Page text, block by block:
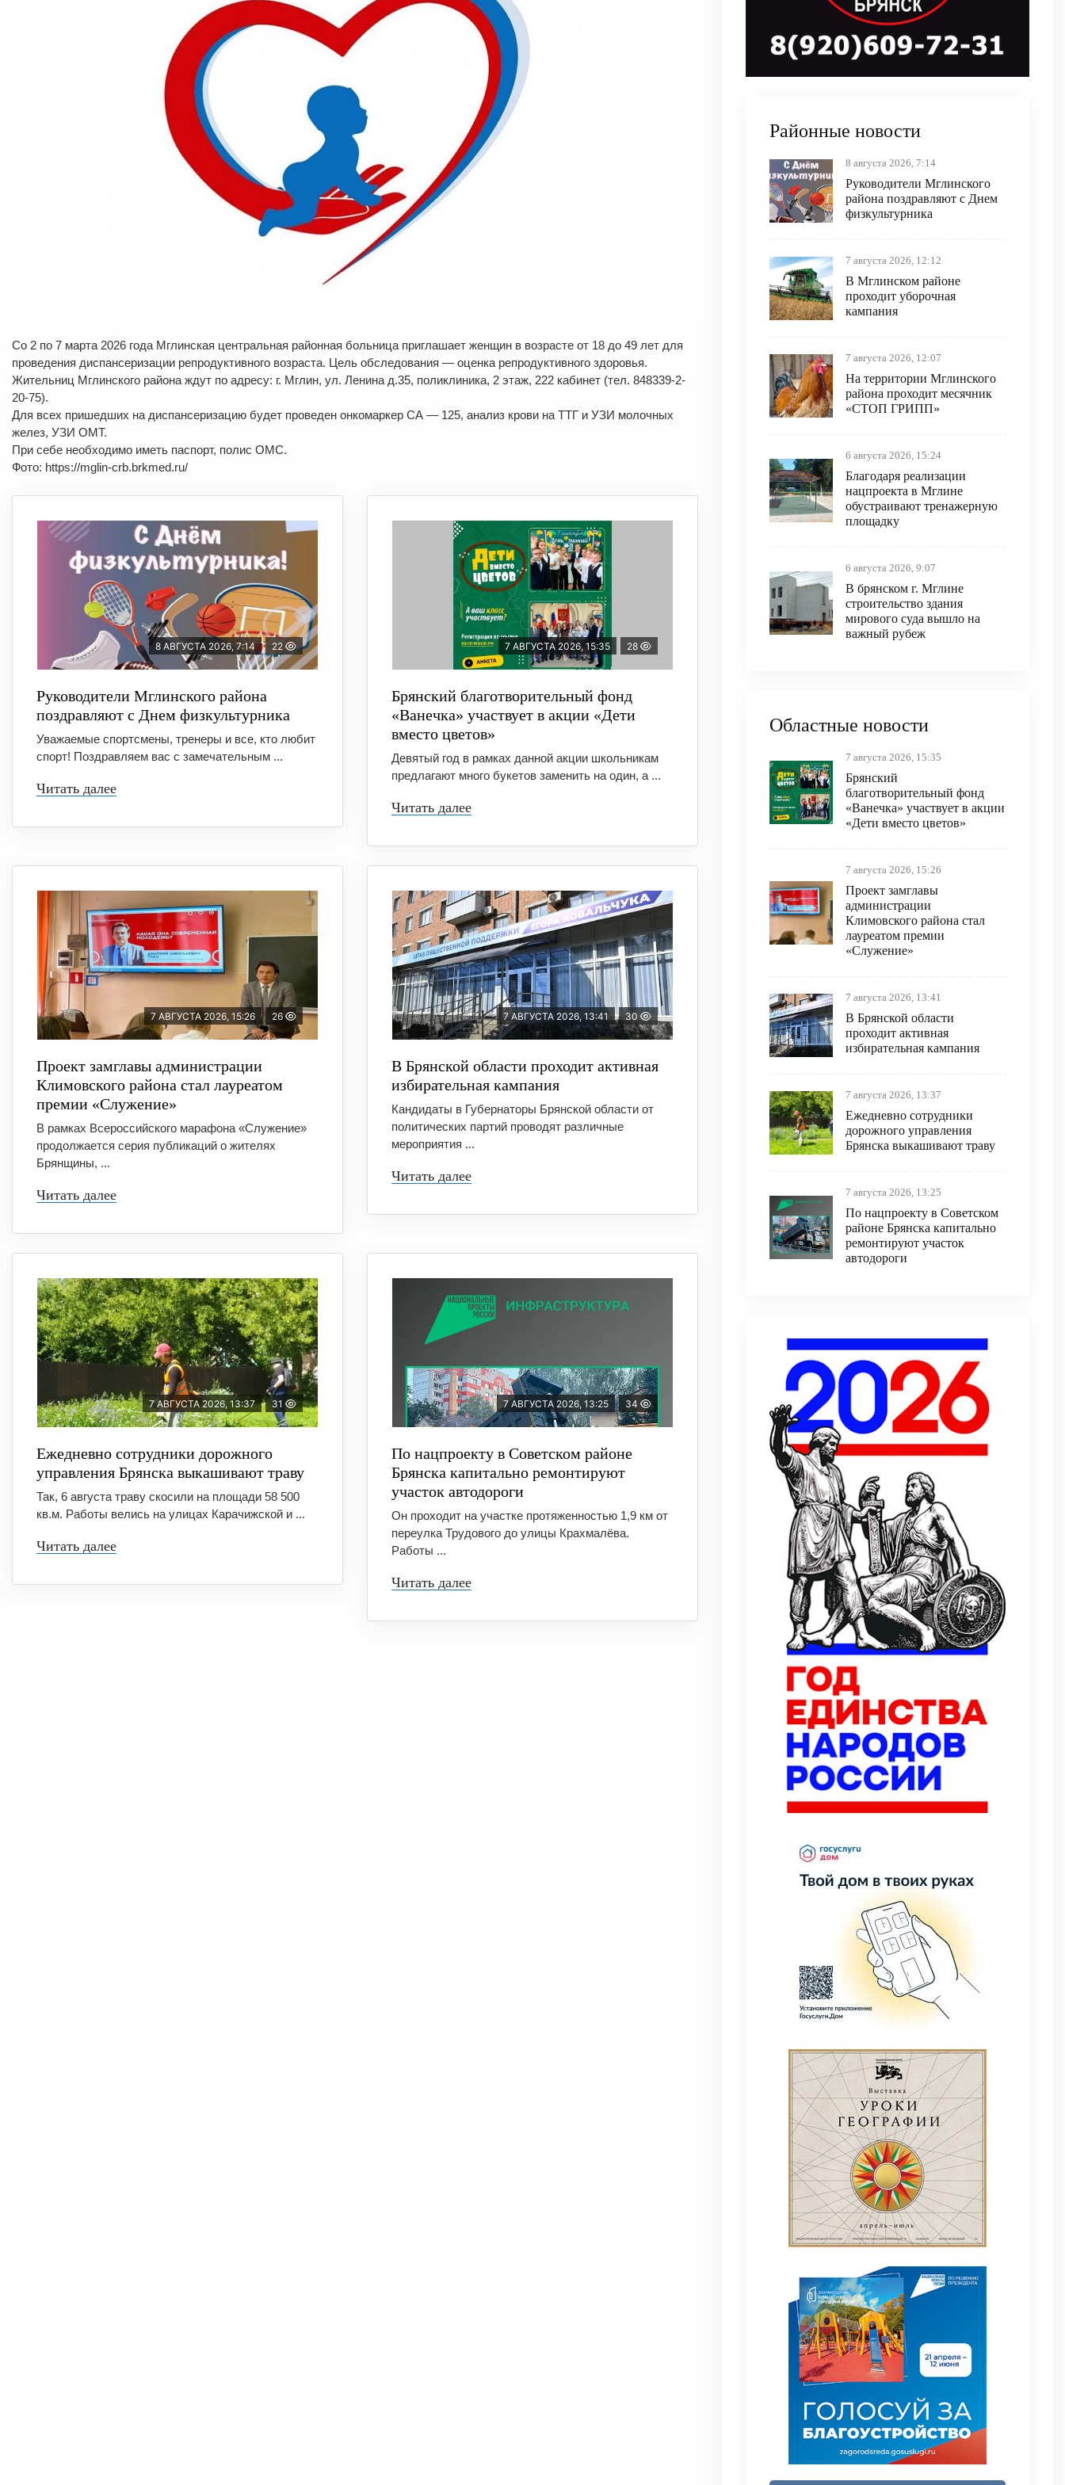
Со 2 по 7 марта 2026 года Мглинская центральная районная больница приглашает женщин в возрасте от 18 до 49 лет для
проведения диспансеризации репродуктивного возраста. Цель обследования — оценка репродуктивного здоровья.
Жительниц Мглинского района ждут по адресу: г. Мглин, ул. Ленина д.35, поликлиника, 2 этаж, 222 кабинет (тел. 848339-2-
20-75).
Для всех пришедших на диспансеризацию будет проведен онкомаркер СА — 125, анализ крови на ТТГ и УЗИ молочных
желез, УЗИ ОМТ.
При себе необходимо иметь паспорт, полис ОМС.
Фото: https://mglin-crb.brkmed.ru/
8 АВГУСТА 2026, 7:14 22
Руководители Мглинского района
поздравляют с Днем физкультурника
Уважаемые спортсмены, тренеры и все, кто любит
спорт! Поздравляем вас с замечательным ...
Читать далее
7 АВГУСТА 2026, 15:35 28
Брянский благотворительный фонд
«Ванечка» участвует в акции «Дети
вместо цветов»
Девятый год в рамках данной акции школьникам
предлагают много букетов заменить на один, а ...
Читать далее
7 АВГУСТА 2026, 15:26 26
Проект замглавы администрации
Климовского района стал лауреатом
премии «Служение»
В рамках Всероссийского марафона «Служение»
продолжается серия публикаций о жителях
Брянщины, ...
Читать далее
7 АВГУСТА 2026, 13:41 30
В Брянской области проходит активная
избирательная кампания
Кандидаты в Губернаторы Брянской области от
политических партий проводят различные
мероприятия ...
Читать далее
7 АВГУСТА 2026, 13:37 31
Ежедневно сотрудники дорожного
управления Брянска выкашивают траву
Так, 6 августа траву скосили на площади 58 500
кв.м. Работы велись на улицах Карачижской и ...
Читать далее
7 АВГУСТА 2026, 13:25 34
По нацпроекту в Советском районе
Брянска капитально ремонтируют
участок автодороги
Он проходит на участке протяженностью 1,9 км от
переулка Трудового до улицы Крахмалёва.
Работы ...
Читать далее
Районные новости
8 августа 2026, 7:14
Руководители Мглинского
района поздравляют с Днем
физкультурника
7 августа 2026, 12:12
В Мглинском районе
проходит уборочная
кампания
7 августа 2026, 12:07
На территории Мглинского
района проходит месячник
«СТОП ГРИПП»
6 августа 2026, 15:24
Благодаря реализации
нацпроекта в Мглине
обустраивают тренажерную
площадку
6 августа 2026, 9:07
В брянском г. Мглине
строительство здания
мирового суда вышло на
важный рубеж
Областные новости
7 августа 2026, 15:35
Брянский
благотворительный фонд
«Ванечка» участвует в акции
«Дети вместо цветов»
7 августа 2026, 15:26
Проект замглавы
администрации
Климовского района стал
лауреатом премии
«Служение»
7 августа 2026, 13:41
В Брянской области
проходит активная
избирательная кампания
7 августа 2026, 13:37
Ежедневно сотрудники
дорожного управления
Брянска выкашивают траву
7 августа 2026, 13:25
По нацпроекту в Советском
районе Брянска капитально
ремонтируют участок
автодороги